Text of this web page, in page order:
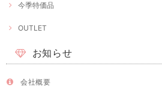
今季特価品
OUTLET
お知らせ
会社概要